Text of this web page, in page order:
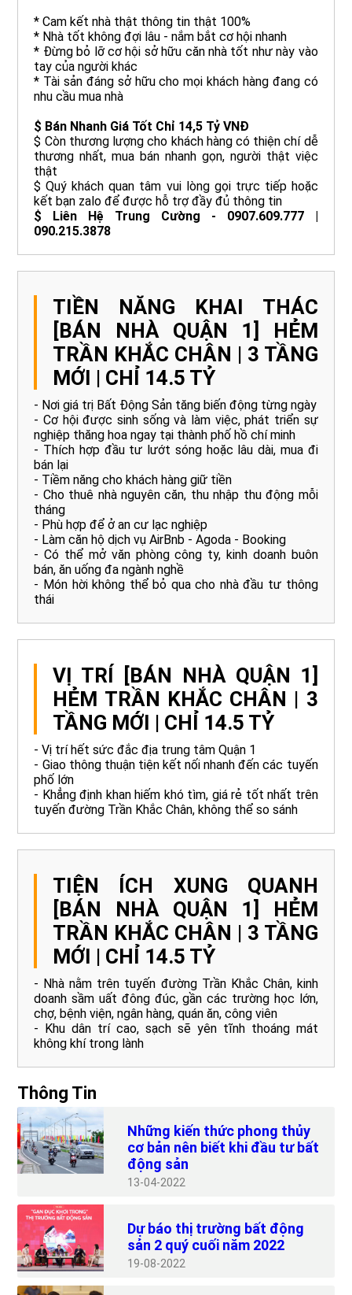
* Cam kết nhà thật thông tin thật 100%
* Nhà tốt không đợi lâu - nắm bắt cơ hội nhanh
* Đừng bỏ lỡ cơ hội sở hữu căn nhà tốt như này vào
tay của người khác
* Tài sản đáng sở hữu cho mọi khách hàng đang có
nhu cầu mua nhà
$ Bán Nhanh Giá Tốt Chỉ 14,5 Tỷ VNĐ
$ Còn thương lượng cho khách hàng có thiện chí dễ
thương nhất, mua bán nhanh gọn, người thật việc
thật
$ Quý khách quan tâm vui lòng gọi trực tiếp hoặc
kết bạn zalo để được hỗ trợ đầy đủ thông tin
$ Liên Hệ Trung Cường - 0907.609.777 |
090.215.3878
TIỀN NĂNG KHAI THÁC
[BÁN NHÀ QUẬN 1] HẺM
TRẦN KHẮC CHÂN | 3 TẦNG
MỚI | CHỈ 14.5 TỶ
- Nơi giá trị Bất Động Sản tăng biến động từng ngày
- Cơ hội được sinh sống và làm việc, phát triển sự
nghiệp thăng hoa ngay tại thành phố hồ chí minh
- Thích hợp đầu tư lướt sóng hoặc lâu dài, mua đi
bán lại
- Tiềm năng cho khách hàng giữ tiền
- Cho thuê nhà nguyên căn, thu nhập thu động mỗi
tháng
- Phù hợp để ở an cư lạc nghiệp
- Làm căn hộ dịch vụ AirBnb - Agoda - Booking
- Có thể mở văn phòng công ty, kinh doanh buôn
bán, ăn uống đa ngành nghề
- Món hời không thể bỏ qua cho nhà đầu tư thông
thái
VỊ TRÍ [BÁN NHÀ QUẬN 1]
HẺM TRẦN KHẮC CHÂN | 3
TẦNG MỚI | CHỈ 14.5 TỶ
- Vị trí hết sức đắc địa trung tâm Quận 1
- Giao thông thuận tiện kết nối nhanh đến các tuyến
phố lớn
- Khẳng định khan hiếm khó tìm, giá rẻ tốt nhất trên
tuyến đường Trần Khắc Chân, không thể so sánh
TIỆN ÍCH XUNG QUANH
[BÁN NHÀ QUẬN 1] HẺM
TRẦN KHẮC CHÂN | 3 TẦNG
MỚI | CHỈ 14.5 TỶ
- Nhà nằm trên tuyến đường Trần Khắc Chân, kinh
doanh sầm uất đông đúc, gần các trường học lớn,
chợ, bệnh viện, ngân hàng, quán ăn, công viên
- Khu dân trí cao, sạch sẽ yên tĩnh thoáng mát
không khí trong lành
Thông Tin
Những kiến thức phong thủy
cơ bản nên biết khi đầu tư bất
động sản
13 04-2022
Dự báo thị trường bất động
sản 2 quý cuối năm 2022
19 08-2022